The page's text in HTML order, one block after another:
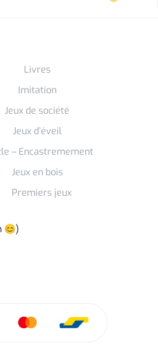
Livres
Imitation
Jeux de société
Jeux d’éveil
– Encastremement
Jeux en bois
Premiers jeux
😊)